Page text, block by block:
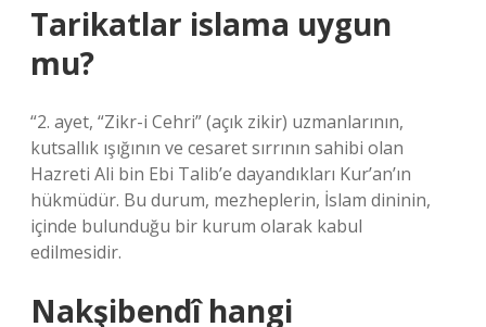
Tarikatlar islama uygun
mu?
“2. ayet, “Zikr-i Cehri” (açık zikir) uzmanlarının,
kutsallık ışığının ve cesaret sırrının sahibi olan
Hazreti Ali bin Ebi Talib’e dayandıkları Kur’an’ın
hükmüdür. Bu durum, mezheplerin, İslam dininin,
içinde bulunduğu bir kurum olarak kabul
edilmesidir.
Nakşibendî hangi